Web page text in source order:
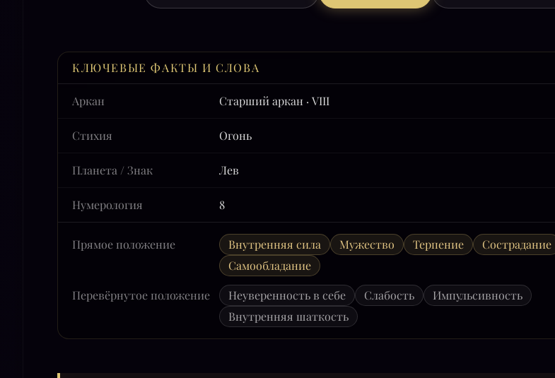
КЛЮЧЕВЫЕ ФАКТЫ И СЛОВА
Аркан Старший аркан · VIII
Стихия Огонь
Планета / Знак Лев
Нумерология 8
Прямое положение Внутренняя сила Мужество Терпение
Сострадание
Самообладание
Перевёрнутое положение
Неуверенность в себе Слабость
Импульсивность
Внутренняя шаткость